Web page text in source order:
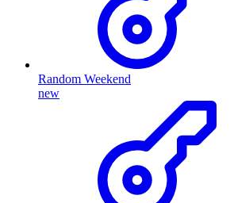
Random Weekend
new